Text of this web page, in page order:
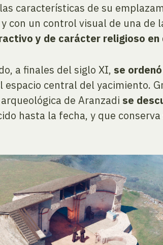
características de su
un control visual de una de
y de carácter religioso
a finales del siglo XI, se
espacio central del yacimiento.
de Aranzadi se
hasta la fecha, y que